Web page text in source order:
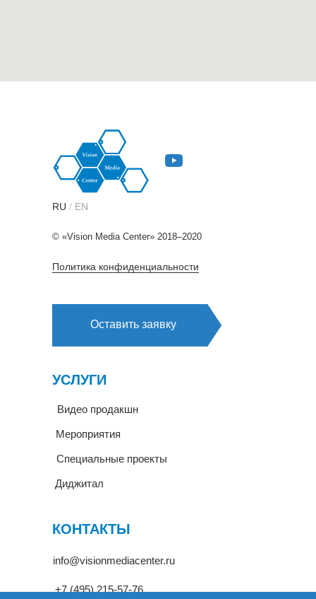
© «Vision Media Center» 2018–2020
УСЛУГИ
Видео продакшн
Мероприятия
Специальные проекты
Диджитал
RU / EN
КОНТАКТЫ
Политика конфиденциальности
Оставить заявку
info@visionmediacenter.ru
+7 (495) 215-57-76